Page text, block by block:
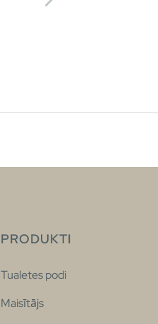
PRODUKTI
Tualetes podi
Maisītājs